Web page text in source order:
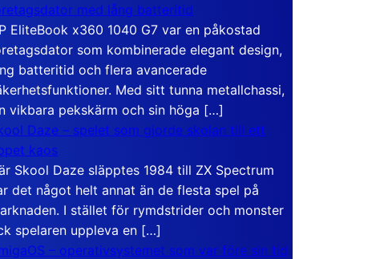
med lång batteritid
EliteBook x360 1040 G7 var en påkostad
som kombinerade elegant design,
batteritid och flera avancerade
Med sitt tunna metallchassi,
vikbara pekskärm och sin höga […]
Daze – spelet som gjorde skolan till ett
kaos
Skool Daze släpptes 1984 till ZX Spectrum
det något helt annat än de flesta spel på
I stället för rymdstrider och monster
spelaren uppleva en […]
– operativsystemet som var före sin tid